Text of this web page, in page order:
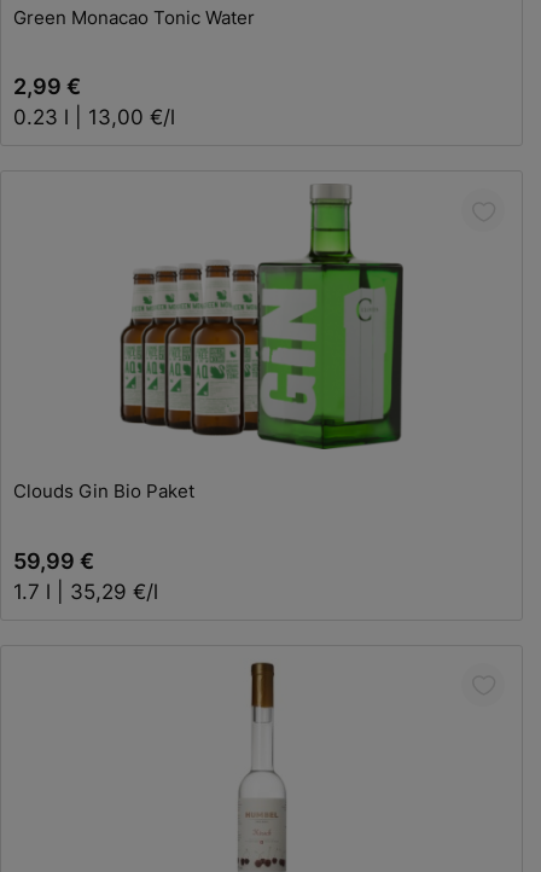
Green Monacao Tonic Water
2,99 €
0.23 l | 13,00 €/l
In den Warenkorb
Clouds Gin Bio Paket
59,99 €
1.7 l | 35,29 €/l